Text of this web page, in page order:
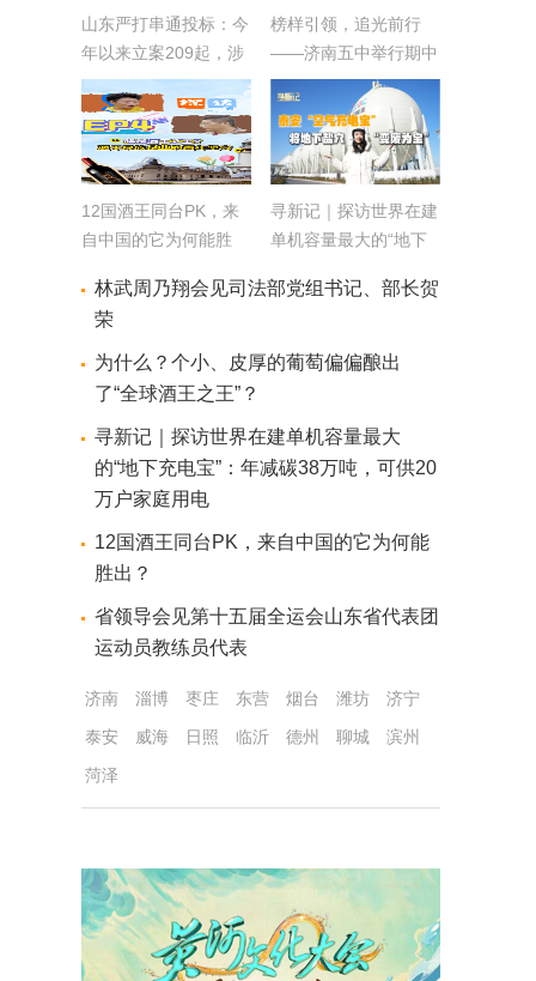
山东严打串通投标：今
年以来立案209起，涉
案金额近12亿元
榜样引领，追光前行
——济南五中举行期中
表扬大会
12国酒王同台PK，来
自中国的它为何能胜
寻新记｜探访世界在建
单机容量最大的“地下
吨，可供20万户家庭用
林武周乃翔会见司法部党组书记、部长贺
荣
为什么？个小、皮厚的葡萄偏偏酿出
了“全球酒王之王”？
寻新记｜探访世界在建单机容量最大
的“地下充电宝”：年减碳38万吨，可供20
万户家庭用电
12国酒王同台PK，来自中国的它为何能
胜出？
省领导会见第十五届全运会山东省代表团
运动员教练员代表
济南 淄博 枣庄 东营 烟台 潍坊
济宁
泰安
威海 日照 临沂 德州 聊城
滨州
菏泽